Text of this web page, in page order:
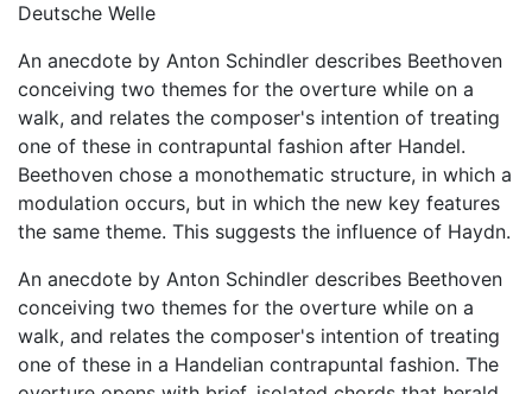
Deutsche Welle
An anecdote by Anton Schindler describes Beethoven
conceiving two themes for the overture while on a
walk, and relates the composer's intention of treating
one of these in contrapuntal fashion after Handel.
Beethoven chose a monothematic structure, in which a
modulation occurs, but in which the new key features
the same theme. This suggests the influence of Haydn.
An anecdote by Anton Schindler describes Beethoven
conceiving two themes for the overture while on a
walk, and relates the composer's intention of treating
one of these in a Handelian contrapuntal fashion. The